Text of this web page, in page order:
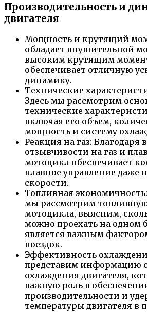
Производительность и
двигателя
Мощность и крутящий
обладает внушительной
высоким крутящим
обеспечивает отличную
динамику.
Технические
Здесь мы рассмотрим
технические
включая его объем,
мощность и систему
Реакция на газ:
отзывчивости на газ и
мотоцикл обеспечивает
плавное управление даже
скорости.
Топливная
мы рассмотрим
мотоцикла, выясним,
можно проехать на одном
является важным
поездок.
Эффективность
представим информацию
охлаждения двигателя,
важную роль в
производительности и
температуры двигателя в